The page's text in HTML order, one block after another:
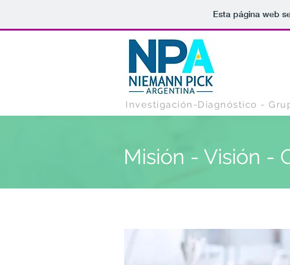
Esta página web
Investigación-Diagnóstico -
Misión - Visión -